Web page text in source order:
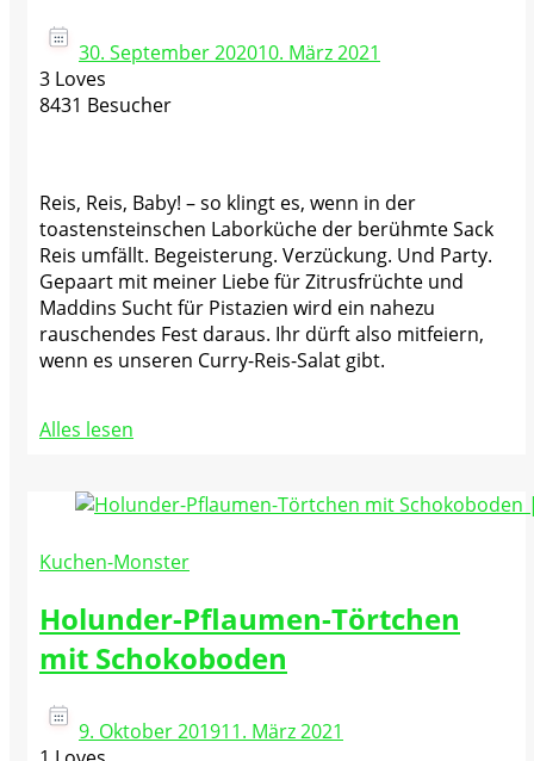
30. September 202010. März 2021
3 Loves
8431 Besucher
Reis, Reis, Baby! – so klingt es, wenn in der
toastensteinschen Laborküche der berühmte Sack
Reis umfällt. Begeisterung. Verzückung. Und Party.
Gepaart mit meiner Liebe für Zitrusfrüchte und
Maddins Sucht für Pistazien wird ein nahezu
rauschendes Fest daraus. Ihr dürft also mitfeiern,
wenn es unseren Curry-Reis-Salat gibt.
Alles lesen
Kuchen-Monster
Holunder-Pflaumen-Törtchen
mit Schokoboden
9. Oktober 201911. März 2021